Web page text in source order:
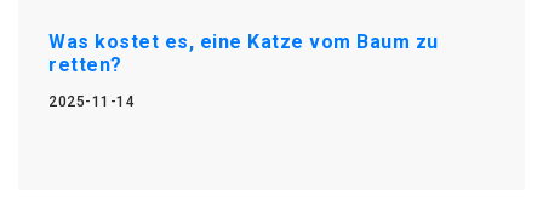
Was kostet es, eine Katze vom Baum zu
retten?
2025-11-14